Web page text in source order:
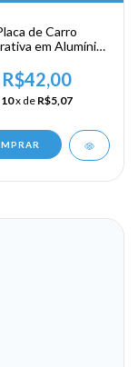
de Carro
em Alumínio
a Curação -
Willemstad
R$42,00
10x de R$5,07